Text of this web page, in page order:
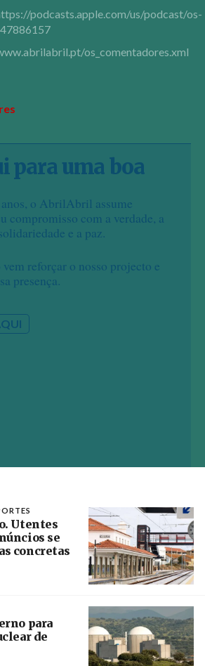
podcasts.apple.com/us/podcast/os-
os_comentadores.xml
para uma boa
o AbrilAbril assume
compromisso com a verdade, a
e a paz.
reforçar o nosso projecto e
presença.
Utentes
se
concretas
para
de